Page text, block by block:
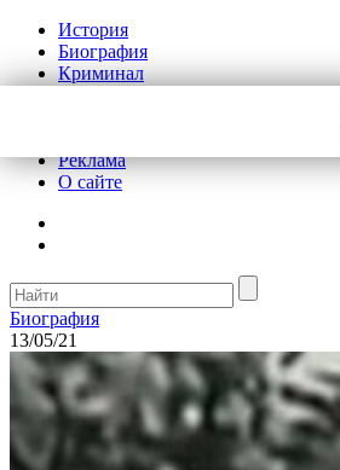
История
Биография
Криминал
Реклама
О сайте
Биография
13/05/21